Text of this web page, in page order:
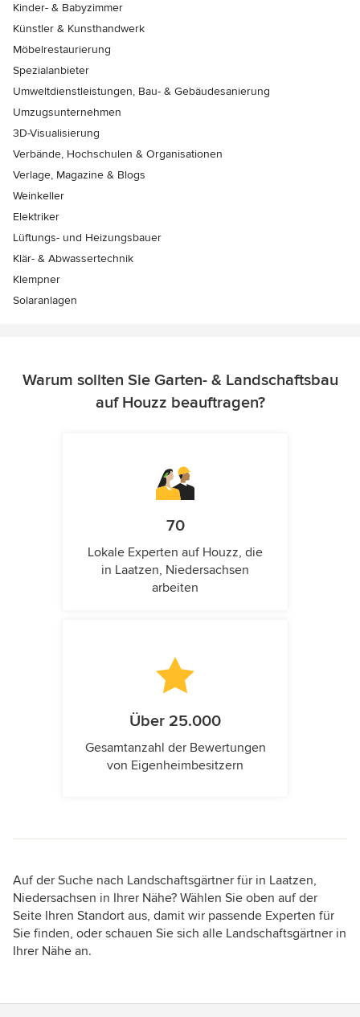
Kinder- & Babyzimmer
Künstler & Kunsthandwerk
Möbelrestaurierung
Spezialanbieter
Umweltdienstleistungen, Bau- & Gebäudesanierung
Umzugsunternehmen
3D-Visualisierung
Verbände, Hochschulen & Organisationen
Verlage, Magazine & Blogs
Weinkeller
Elektriker
Lüftungs- und Heizungsbauer
Klär- & Abwassertechnik
Klempner
Solaranlagen
Warum sollten Sie Garten- & Landschaftsbau
auf Houzz beauftragen?
70
Lokale Experten auf Houzz, die
in Laatzen, Niedersachsen
arbeiten
Über 25.000
Gesamtanzahl der Bewertungen
von Eigenheimbesitzern
Auf der Suche nach Landschaftsgärtner für in Laatzen,
Niedersachsen in Ihrer Nähe? Wählen Sie oben auf der
Seite Ihren Standort aus, damit wir passende Experten für
Sie finden, oder schauen Sie sich alle Landschaftsgärtner in
Ihrer Nähe an.